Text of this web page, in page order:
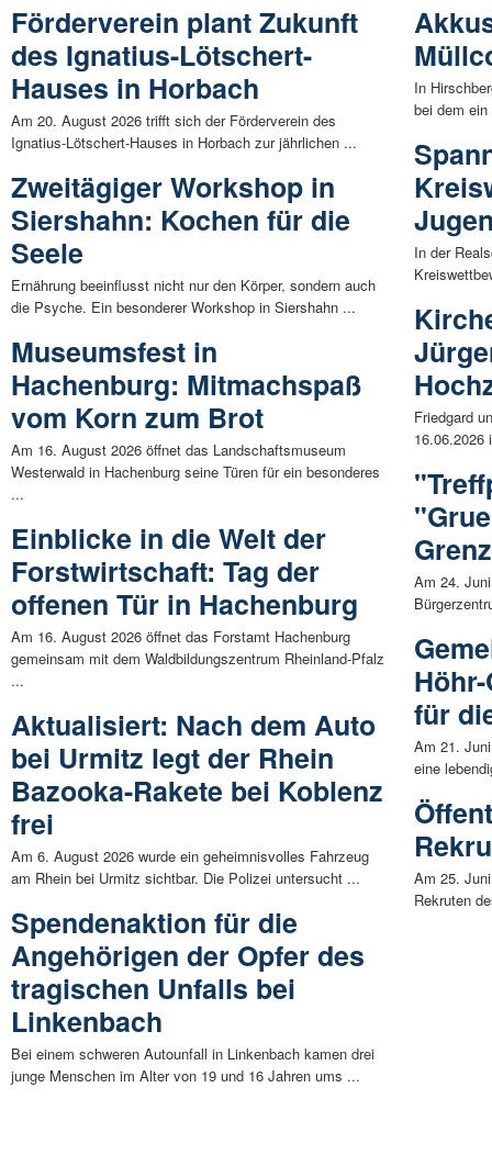
Förderverein plant Zukunft
des Ignatius-Lötschert-
Hauses in Horbach
Am 20. August 2026 trifft sich der Förderverein des
Ignatius-Lötschert-Hauses in Horbach zur jährlichen ...
Zweitägiger Workshop in
Siershahn: Kochen für die
Seele
Ernährung beeinflusst nicht nur den Körper, sondern auch
die Psyche. Ein besonderer Workshop in Siershahn ...
Museumsfest in
Hachenburg: Mitmachspaß
vom Korn zum Brot
Am 16. August 2026 öffnet das Landschaftsmuseum
Westerwald in Hachenburg seine Türen für ein besonderes
...
Einblicke in die Welt der
Forstwirtschaft: Tag der
offenen Tür in Hachenburg
Am 16. August 2026 öffnet das Forstamt Hachenburg
gemeinsam mit dem Waldbildungszentrum Rheinland-Pfalz
...
Aktualisiert: Nach dem Auto
bei Urmitz legt der Rhein
Bazooka-Rakete bei Koblenz
frei
Am 6. August 2026 wurde ein geheimnisvolles Fahrzeug
am Rhein bei Urmitz sichtbar. Die Polizei untersucht ...
Spendenaktion für die
Angehörigen der Opfer des
tragischen Unfalls bei
Linkenbach
Bei einem schweren Autounfall in Linkenbach kamen drei
junge Menschen im Alter von 19 und 16 Jahren ums ...
In
bei dem
In der
Friedgard
16.06.2026
Am 24.
für
Am 21.
eine
Am 25.
Rekruten